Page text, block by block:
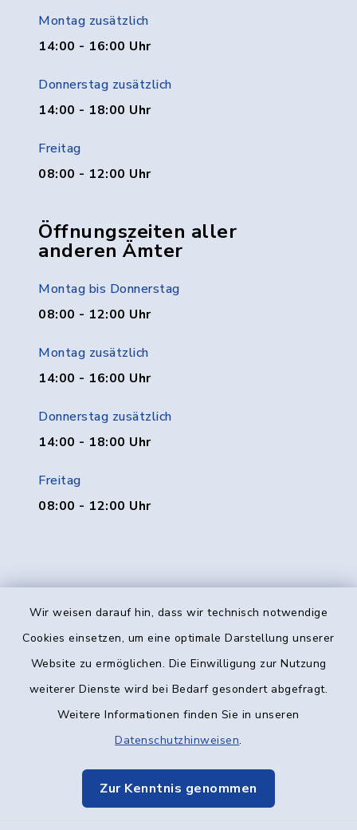
Wir weisen darauf hin, dass wir technisch notwendige
Cookies einsetzen, um eine optimale Darstellung unserer
Website zu ermöglichen. Die Einwilligung zur Nutzung
weiterer Dienste wird bei Bedarf gesondert abgefragt.
Weitere Informationen finden Sie in unseren
Datenschutzhinweisen.
Zur Kenntnis genommen
Montag zusätzlich
14:00 - 16:00 Uhr
Donnerstag zusätzlich
14:00 - 18:00 Uhr
Freitag
08:00 - 12:00 Uhr
Öffnungszeiten aller
anderen Ämter
Montag bis Donnerstag
08:00 - 12:00 Uhr
Montag zusätzlich
14:00 - 16:00 Uhr
Donnerstag zusätzlich
14:00 - 18:00 Uhr
Freitag
08:00 - 12:00 Uhr
Kontakt
Datenschutz
Elektronische Kommunikation